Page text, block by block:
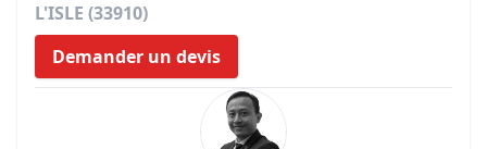
L'ISLE (33910)
Demander un devis